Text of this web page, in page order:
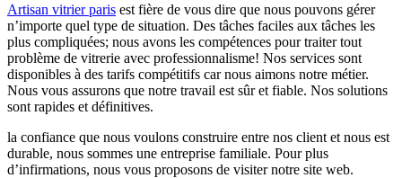
Artisan vitrier paris est fière de vous dire que nous pouvons gérer
n’importe quel type de situation. Des tâches faciles aux tâches les
plus compliquées; nous avons les compétences pour traiter tout
problème de vitrerie avec professionnalisme! Nos services sont
disponibles à des tarifs compétitifs car nous aimons notre métier.
Nous vous assurons que notre travail est sûr et fiable. Nos solutions
sont rapides et définitives.
la confiance que nous voulons construire entre nos client et nous est
durable, nous sommes une entreprise familiale. Pour plus
d’infirmations, nous vous proposons de visiter notre site web.